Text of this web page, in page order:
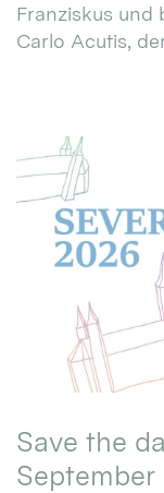
Franziskus und
Carlo Acutis,
Save the
September